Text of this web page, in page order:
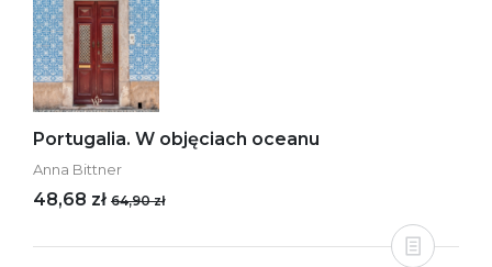
Portugalia. W objęciach oceanu
Anna Bittner
48,68 zł 64,90 zł